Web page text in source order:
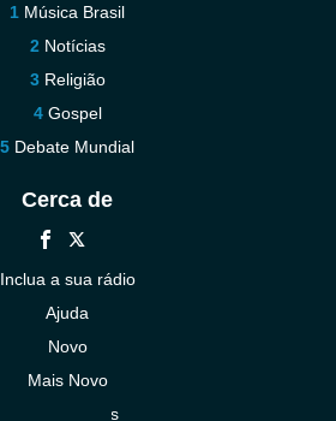
Música Brasil
Notícias
Religião
Gospel
Debate Mundial
Cerca de
Inclua a sua rádio
Ajuda
Novo
Mais Novo
Contacte-nos